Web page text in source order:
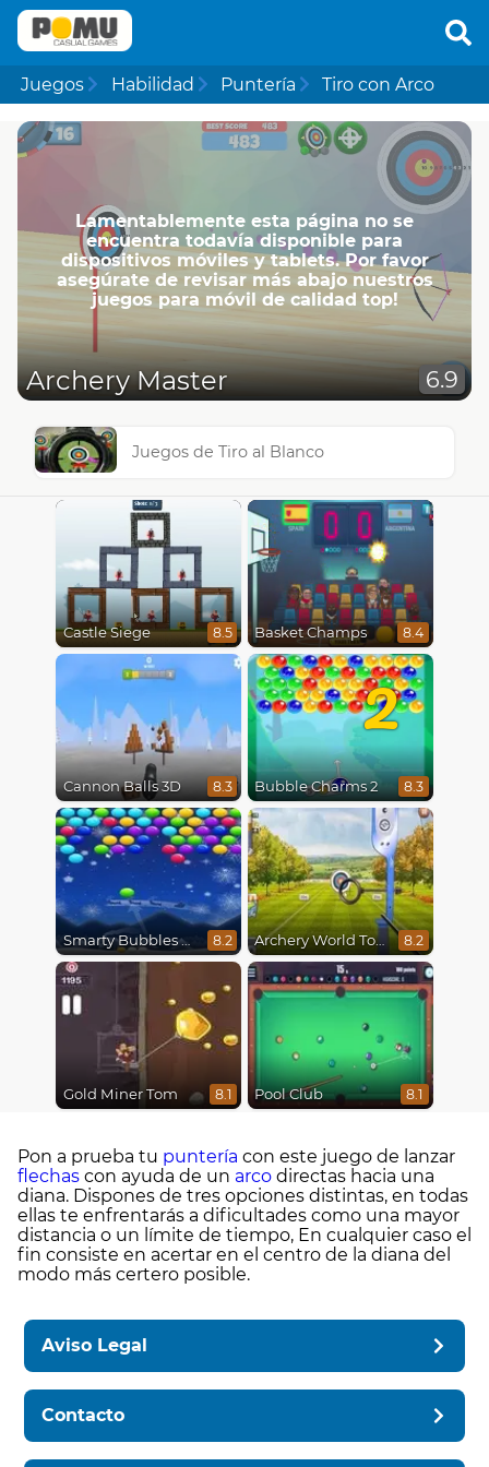
Juegos Habilidad Puntería Tiro con Arco
Lamentablemente esta página no se
encuentra todavía disponible para
dispositivos móviles y tablets. Por favor
asegúrate de revisar más abajo nuestros
juegos para móvil de calidad top!
Archery Master 6.9
Juegos de Tiro al Blanco
Castle Siege 8.5 Basket Champs 8.4
Cannon Balls 3D 8.3
2
Bubble Charms 2 8.3
Smarty Bubbles X-Mas Edition 8.2 Archery World Tour 8.2
Gold Miner Tom 8.1 Pool Club 8.1
Pon a prueba tu puntería con este juego de lanzar
flechas con ayuda de un arco directas hacia una
diana. Dispones de tres opciones distintas, en todas
ellas te enfrentarás a dificultades como una mayor
distancia o un límite de tiempo, En cualquier caso el
fin consiste en acertar en el centro de la diana del
modo más certero posible.
Aviso Legal
Contacto